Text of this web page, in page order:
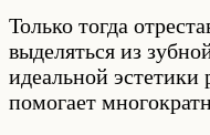
Только тогда
выделяться из
идеальной эстетики
помогает